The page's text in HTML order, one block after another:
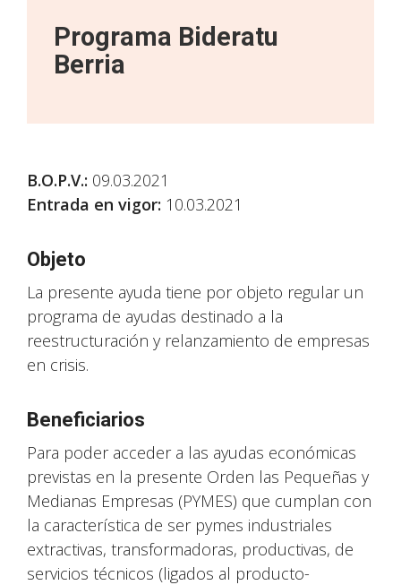
Programa Bideratu
Berria
B.O.P.V.: 09.03.2021
Entrada en vigor: 10.03.2021
Objeto
La presente ayuda tiene por objeto regular un
programa de ayudas destinado a la
reestructuración y relanzamiento de empresas
en crisis.
Beneficiarios
Para poder acceder a las ayudas económicas
previstas en la presente Orden las Pequeñas y
Medianas Empresas (PYMES) que cumplan con
la característica de ser pymes industriales
extractivas, transformadoras, productivas, de
servicios técnicos (ligados al producto-